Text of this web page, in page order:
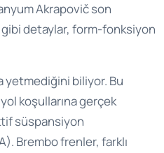
Akrapovič son
detaylar, form-fonksiyon
yetmediğini biliyor. Bu
koşullarına gerçek
süspansiyon
Brembo frenler, farklı